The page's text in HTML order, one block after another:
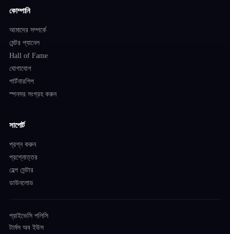
কোম্পানি
আমাদের সম্পর্কে
মেন্টর প্যানেল
Hall of Fame
যোগাযোগ
পার্টনারশিপ
স্পনসর সংগ্রহ করুন
সাপোর্ট
প্রশ্ন করুন
প্রশ্নোত্তর
হেল্প সেন্টার
ডাউনলোড
প্রাইভেসি পলিসি
টার্মস অব ইউস